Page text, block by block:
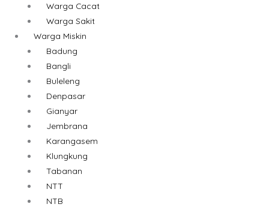
Warga Cacat
Warga Sakit
Warga Miskin
Badung
Bangli
Buleleng
Denpasar
Gianyar
Jembrana
Karangasem
Klungkung
Tabanan
NTT
NTB